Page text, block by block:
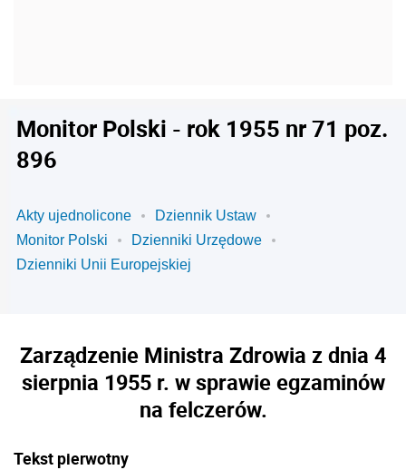
Monitor Polski - rok 1955 nr 71 poz.
896
Akty ujednolicone
Dziennik Ustaw
Monitor Polski
Dzienniki Urzędowe
Dzienniki Unii Europejskiej
Zarządzenie Ministra Zdrowia z dnia 4
sierpnia 1955 r. w sprawie egzaminów
na felczerów.
Tekst pierwotny